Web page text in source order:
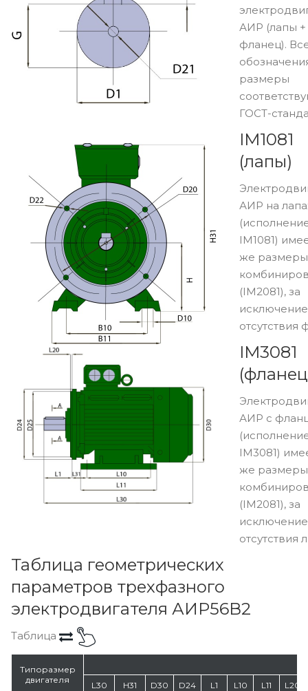
АИР (лапы +
фланец).
размеры
ГОСТ-
IM1081
(лапы)
АИР на
IM1081)
же
(IM2081), за
отсутствия
IM3081
АИР с
IM3081)
же
(IM2081), за
отсутствия
Таблица геометрических
параметров трехфазного
электродвигателя АИР56В2
Таблица
Типоразмер
двигателя
L30 H31 D30 D24 L1 L10 L11 L20